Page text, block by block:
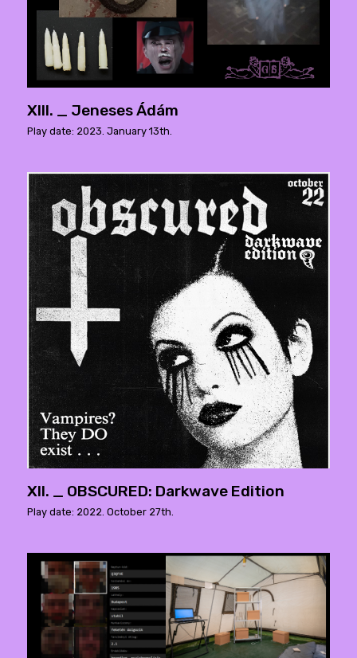
XIII. _ Jeneses Ádám
Play date: 2023. January 13th.
XII. _ OBSCURED: Darkwave Edition
Play date: 2022. October 27th.